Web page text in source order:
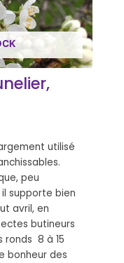
utilisé
peu
supporte bien
avril, en
butineurs
ronds 8 à 15
bonheur des